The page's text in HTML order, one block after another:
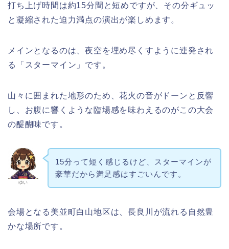
打ち上げ時間は約15分間と短めですが、その分ギュッ
と凝縮された迫力満点の演出が楽しめます。
メインとなるのは、夜空を埋め尽くすように連発され
る「スターマイン」です。
山々に囲まれた地形のため、花火の音がドーンと反響
し、お腹に響くような臨場感を味わえるのがこの大会
の醍醐味です。
ゆい
15分って短く感じるけど、スターマインが
豪華だから満足感はすごいんです。
会場となる美並町白山地区は、長良川が流れる自然豊
かな場所です。